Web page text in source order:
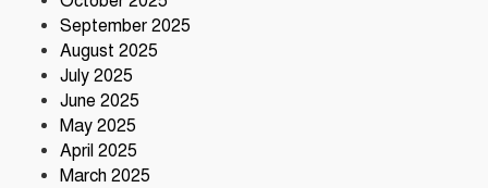
কৃষক ও গ্রামীণ অর্থনীতি বদলে দিতে পলাশে
September 2025
August 2025
July 2025
June 2025
May 2025
April 2025
March 2025